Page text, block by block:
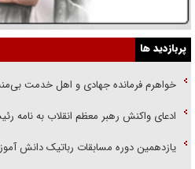
پربازدید ها
خواهرم فرمانده جهادی و اهل خدمت
ادعای واکنش رهبر معظم انقلاب به
یازدهمین دوره مسابقات رباتیک دانش